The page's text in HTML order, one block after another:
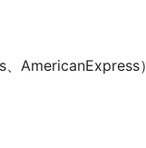
AmericanExpress）